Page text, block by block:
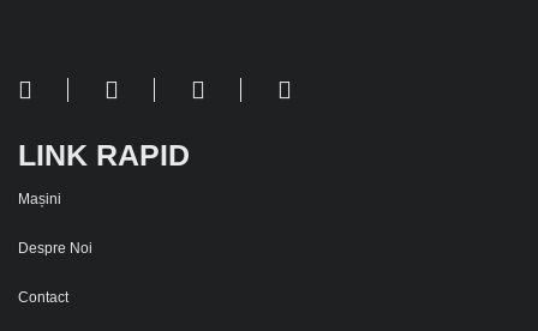
LINK RAPID
Mașini
Despre Noi
Contact